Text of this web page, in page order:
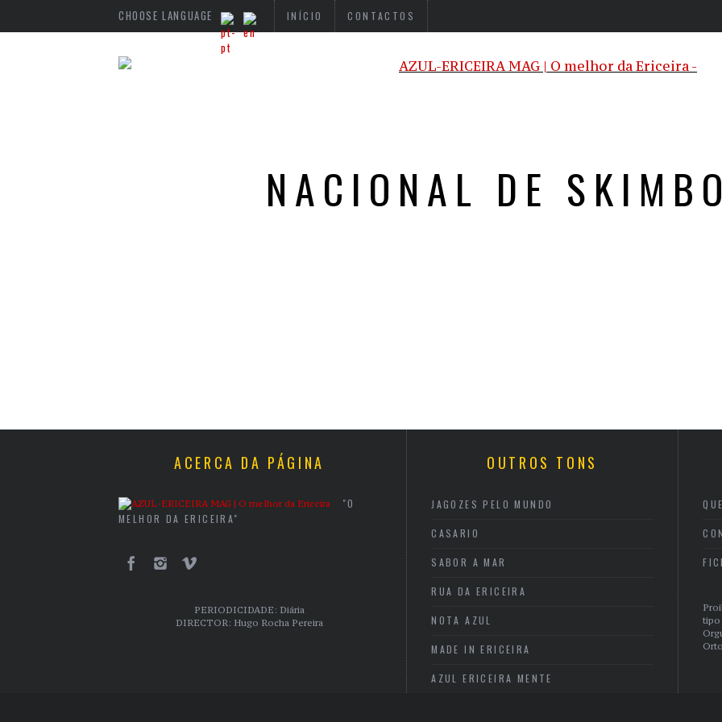
CHOOSE LANGUAGE INÍCIO CONTACTOS
NACIONAL DE
ACERCA DA PÁGINA
"O
MELHOR DA ERICEIRA"
PERIODICIDADE: Diária
DIRECTOR: Hugo Rocha Pereira
OUTROS TONS
JAGOZES PELO MUNDO
CASARIO
SABOR A MAR
RUA DA ERICEIRA
NOTA AZUL
MADE IN ERICEIRA
AZUL ERICEIRA MENTE
tipo